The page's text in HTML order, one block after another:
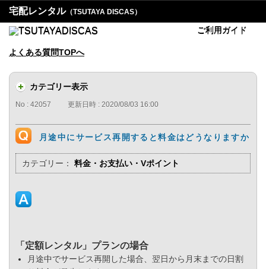
宅配レンタル（TSUTAYA DISCAS）
ご利用ガイド
よくある質問TOPへ
カテゴリー表示
No : 42057 更新日時 : 2020/08/03 16:00
月途中にサービス再開すると料金はどうなりますか
カテゴリー： 料金・お支払い・Vポイント
「定額レンタル」プランの場合
月途中でサービス再開した場合、翌日から月末までの日割